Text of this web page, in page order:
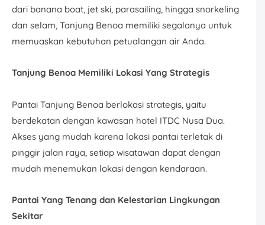
dari banana boat, jet ski, parasailing, hingga snorkeling
dan selam, Tanjung Benoa memiliki segalanya untuk
memuaskan kebutuhan petualangan air Anda.
Tanjung Benoa Memiliki Lokasi Yang Strategis
Pantai Tanjung Benoa berlokasi strategis, yaitu
berdekatan dengan kawasan hotel ITDC Nusa Dua.
Akses yang mudah karena lokasi pantai terletak di
pinggir jalan raya, setiap wisatawan dapat dengan
mudah menemukan lokasi dengan kendaraan.
Pantai Yang Tenang dan Kelestarian Lingkungan
Sekitar